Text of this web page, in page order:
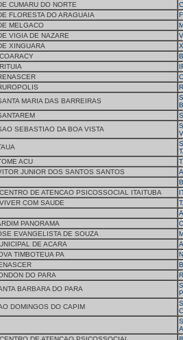
CUMARU DO NORTE
FLORESTA DO ARAGUAIA
MELGACO
VIGIA DE NAZARE
XINGUARA
MARIA DAS BARREIRAS
SEBASTIAO DA BOA VISTA
ACU
JUNIOR DOS SANTOS SANTOS
DE ATENCAO PSICOSSOCIAL ITAITUBA
COM SAUDE
PANORAMA
EVANGELISTA DE SOUZA
DE ACARA
TIMBOTEUA PA
DO PARA
BARBARA DO PARA
DOMINGOS DO CAPIM